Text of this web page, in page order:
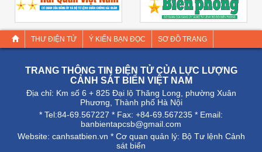
THƯ ĐIỆN TỬ Ý KIẾN BẠN ĐỌC SƠ ĐỒ TRANG
TRANG THÔNG TIN ĐIỆN TỬ CỦA LỰC LƯỢNG
CẢNH SÁT BIỂN VIỆT NAM
Địa chỉ: Km số 6 + 825 Đại lộ Thăng Long, phường Xuân
Phương, Thành phố Hà Nội
* Tel:84-69.567227 * Fax: +84-69.567235 * Email:
banbientapcsb@gmail.com
Website: canhsatbien.vn * Cơ quan quản lý: Bộ Tư lệnh Cảnh
sát biển